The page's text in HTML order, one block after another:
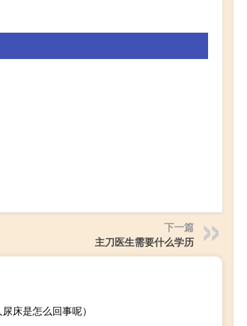
下一篇
主刀医生需要什么学历
床是怎么回事呢）